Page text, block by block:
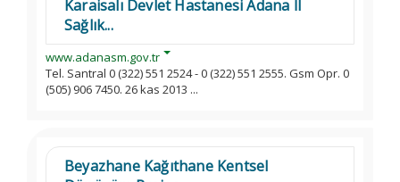
Karaisalı Devlet Hastanesi Adana İl
Sağlık...
www.adanasm.gov.tr
Tel. Santral 0 (322) 551 2524 - 0 (322) 551 2555. Gsm Opr. 0
(505) 906 7450. 26 kas 2013 ...
Beyazhane Kağıthane Kentsel